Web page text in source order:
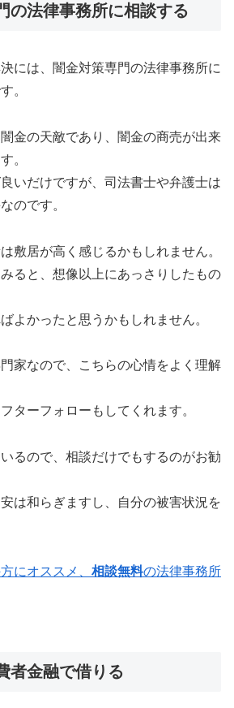
の法律事務所に相談する
には、闇金対策専門の法律事務所に
。
金の天敵であり、闇金の商売が出来
。
いだけですが、司法書士や弁護士は
のです。
敷居が高く感じるかもしれません。
ると、想像以上にあっさりしたもの
よかったと思うかもしれません。
家なので、こちらの心情をよく理解
ターフォローもしてくれます。
るので、相談だけでもするのがお勧
は和らぎますし、自分の被害状況を
にオススメ、 相談無料の法律事務所
者金融で借りる